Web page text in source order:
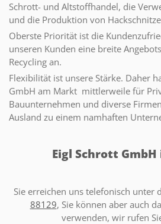
Schrott- und Altstoffhandel, die
und die Produktion von
Oberste Priorität ist die
unseren Kunden eine breite
Recycling an.
Flexibilität ist unsere Stärke. Daher
GmbH am Markt mittlerweile für
Bauunternehmen und diverse
Ausland zu einem namhaften
Eigl Schrott
Sie erreichen uns telefonisch unter
88129, Sie können aber auch
verwenden, wir rufen